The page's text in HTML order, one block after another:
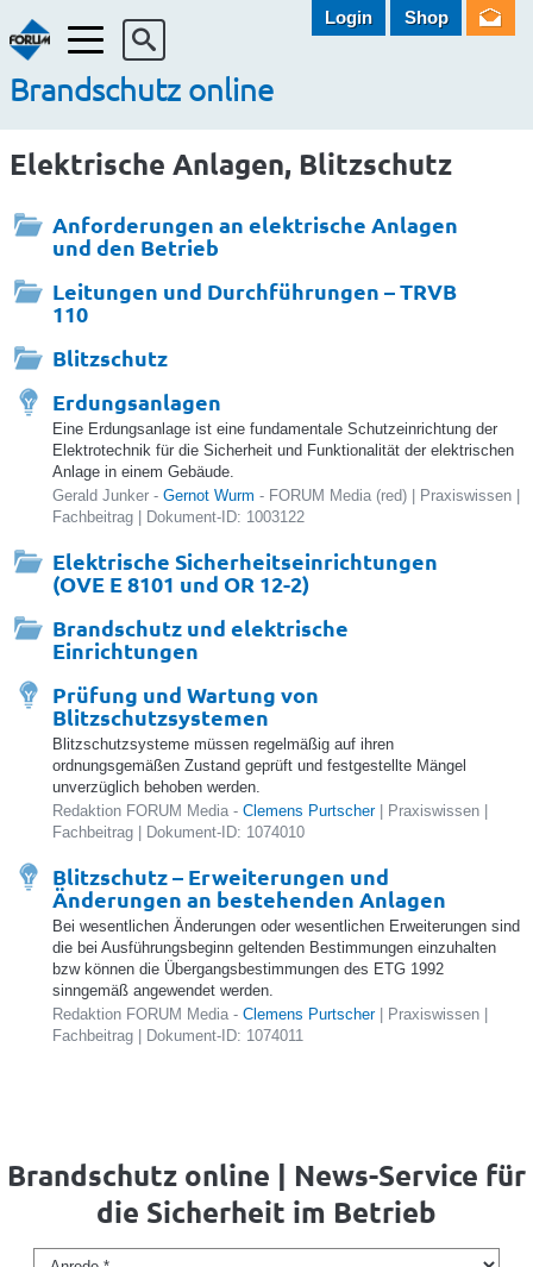
Menü
Brandschutz online
Login Shop
Elektrische Anlagen, Blitzschutz
Anforderungen an elektrische Anlagen
und den Betrieb
Leitungen und Durchführungen – TRVB
110
Blitzschutz
Erdungsanlagen
Eine Erdungsanlage ist eine fundamentale Schutzeinrichtung der
Elektrotechnik für die Sicherheit und Funktionalität der elektrischen
Anlage in einem Gebäude.
Gerald Junker -Gernot Wurm - FORUM Media (red) | Praxiswissen |
Fachbeitrag | Dokument-ID: 1003122
Elektrische Sicherheitseinrichtungen
(OVE E 8101 und OR 12-2)
Brandschutz und elektrische
Einrichtungen
Prüfung und Wartung von
Blitzschutzsystemen
Blitzschutzsysteme müssen regelmäßig auf ihren
ordnungsgemäßen Zustand geprüft und festgestellte Mängel
unverzüglich behoben werden.
Redaktion FORUM Media -Clemens Purtscher| Praxiswissen |
Fachbeitrag | Dokument-ID: 1074010
Blitzschutz – Erweiterungen und
Änderungen an bestehenden Anlagen
Bei wesentlichen Änderungen oder wesentlichen Erweiterungen sind
die bei Ausführungsbeginn geltenden Bestimmungen einzuhalten
bzw können die Übergangsbestimmungen des ETG 1992
sinngemäß angewendet werden.
Redaktion FORUM Media -Clemens Purtscher| Praxiswissen |
Fachbeitrag | Dokument-ID: 1074011
Brandschutz online | News-Service für
die Sicherheit im Betrieb